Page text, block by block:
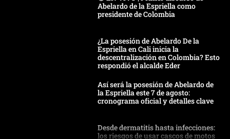
Abelardo de la Espriella como
presidente de Colombia
¿La posesión de Abelardo De la
Espriella en Cali inicia la
descentralización en Colombia? Esto
respondió el alcalde Eder
Así será la posesión de Abelardo de
la Espriella este 7 de agosto:
cronograma oficial y detalles clave
Desde dermatitis hasta infecciones:
los riesgos de usar cascos de motos